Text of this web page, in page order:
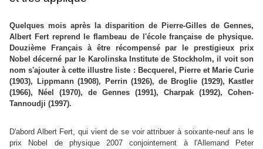
Quelques mois après la disparition de Pierre-Gilles de Gennes,
Albert Fert reprend le flambeau de l'école française de physique.
Douzième Français à être récompensé par le prestigieux prix
Nobel décerné par le Karolinska Institute de Stockholm, il voit son
nom s'ajouter à cette illustre liste : Becquerel, Pierre et Marie Curie
(1903), Lippmann (1908), Perrin (1926), de Broglie (1929), Kastler
(1966), Néel (1970), de Gennes (1991), Charpak (1992), Cohen-
Tannoudji (1997).
D'abord Albert Fert, qui vient de se voir attribuer à soixante-neuf ans le
prix Nobel de physique 2007 conjointement à l'Allemand Peter